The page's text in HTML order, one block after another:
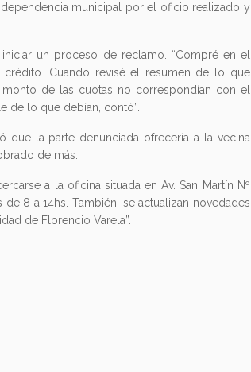
municipal por el oficio realizado y
un proceso de reclamo. “Compré en el
Cuando revisé el resumen de lo que
de las cuotas no correspondían con el
de lo que debían, contó”.
que la parte denunciada ofrecería a la vecina
de más.
a la oficina situada en Av. San Martín Nº
8 a 14hs. También, se actualizan novedades
de Florencio Varela”.